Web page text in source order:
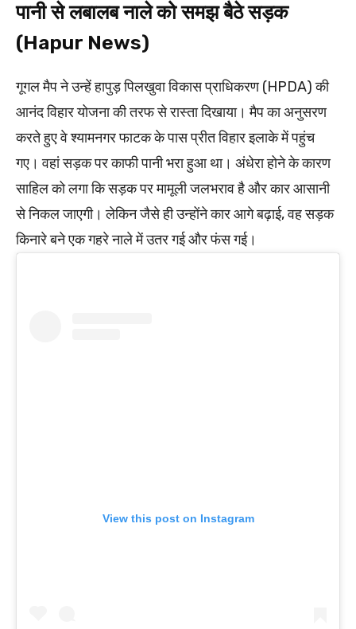
पानी से लबालब नाले को समझ बैठे सड़क
(Hapur News)
गूगल मैप ने उन्हें हापुड़ पिलखुवा विकास प्राधिकरण (HPDA) की
आनंद विहार योजना की तरफ से रास्ता दिखाया। मैप का अनुसरण
करते हुए वे श्यामनगर फाटक के पास प्रीत विहार इलाके में पहुंच
गए। वहां सड़क पर काफी पानी भरा हुआ था। अंधेरा होने के कारण
साहिल को लगा कि सड़क पर मामूली जलभराव है और कार आसानी
से निकल जाएगी। लेकिन जैसे ही उन्होंने कार आगे बढ़ाई, वह सड़क
किनारे बने एक गहरे नाले में उतर गई और फंस गई।
View this post on Instagram